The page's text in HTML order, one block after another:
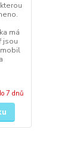
má
jsou
7 dnů